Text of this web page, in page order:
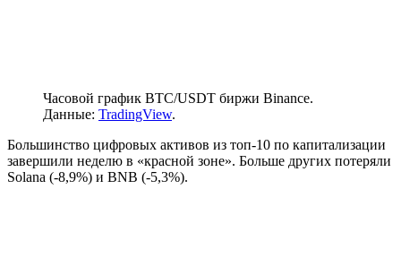
Часовой график BTC/USDT биржи Binance.
Данные: TradingView.
Большинство цифровых активов из топ-10 по капитализации
завершили неделю в «красной зоне». Больше других потеряли
Solana (-8,9%) и BNB (-5,3%).